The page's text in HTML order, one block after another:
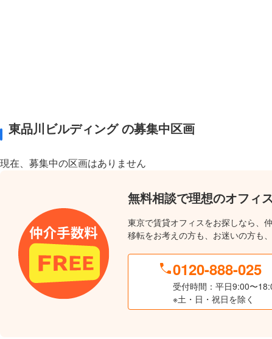
東品川ビルディング の募集中区画
現在、募集中の区画はありません
無料相談で理想のオフィ
東京で賃貸オフィスをお探しなら、
移転をお考えの方も、お迷いの方も
0120-888-025
受付時間：平日9:00〜
※土・日・祝日を除く